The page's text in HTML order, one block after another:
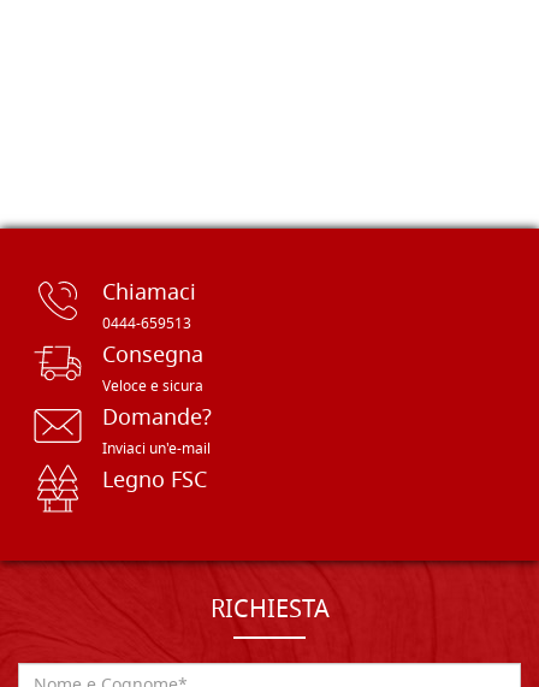
Chiamaci
0444-659513
Consegna
Veloce e sicura
Domande?
Inviaci un'e-mail
Legno FSC
RICHIESTA